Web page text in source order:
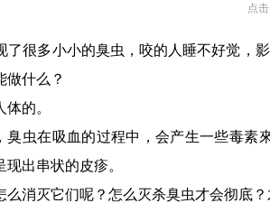
点击
很多小小的臭虫，咬的人睡不好觉，
做什么？
的。
臭虫在吸血的过程中，会产生一些毒
出串状的皮疹。
消灭它们呢？怎么灭杀臭虫才会彻底？